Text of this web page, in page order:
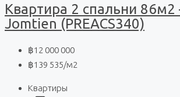
Квартира 2 спальни 86м2
Jomtien (PREACS340)
฿12 000 000
฿139 535/м2
Квартиры